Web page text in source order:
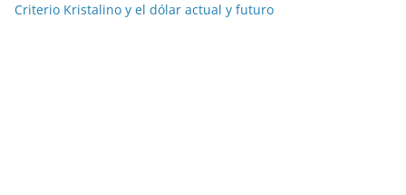
Criterio Kristalino y el dólar actual y futuro